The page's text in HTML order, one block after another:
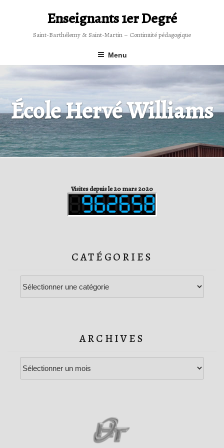
Enseignants 1er Degré
Saint-Barthélemy & Saint-Martin – Continuité pédagogique
Menu
École Hervé Williams
Visites depuis le 20 mars 2020
CATÉGORIES
Catégories
ARCHIVES
Archives